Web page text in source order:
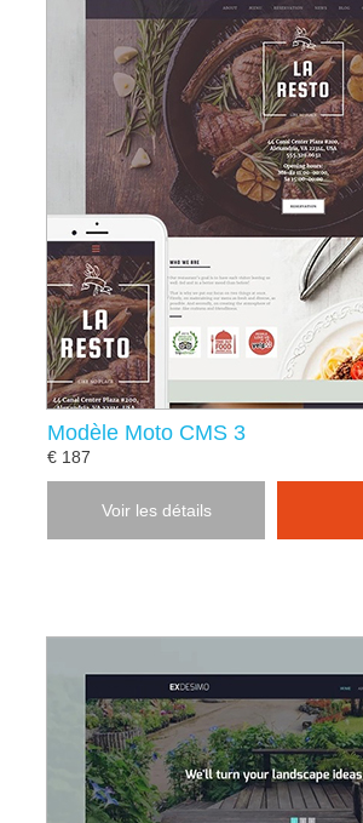
Modèle Moto CMS 3
€ 187
Voir les détails